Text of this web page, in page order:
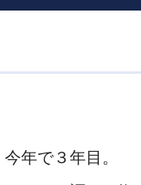
年で３年目。